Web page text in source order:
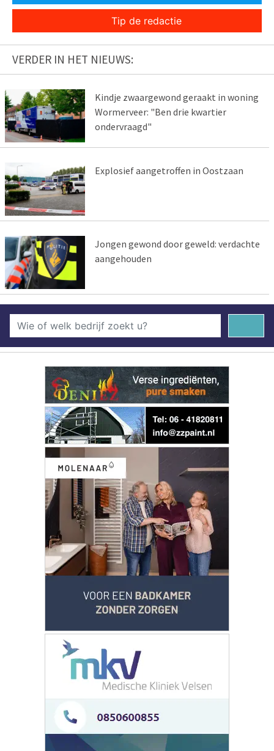
Tip de redactie
VERDER IN HET NIEUWS:
Kindje zwaargewond geraakt in woning
Wormerveer: "Ben drie kwartier
ondervraagd"
Explosief aangetroffen in Oostzaan
Jongen gewond door geweld: verdachte
aangehouden